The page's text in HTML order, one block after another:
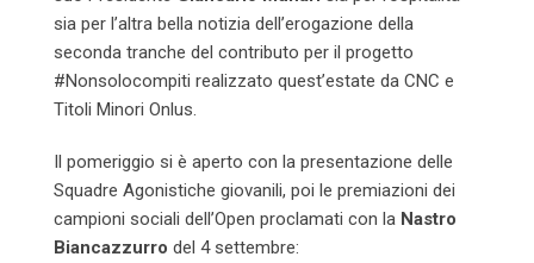
sia per l’altra bella notizia dell’erogazione della
seconda tranche del contributo per il progetto
#Nonsolocompiti realizzato quest’estate da CNC e
Titoli Minori Onlus.
Il pomeriggio si è aperto con la presentazione delle
Squadre Agonistiche giovanili, poi le premiazioni dei
campioni sociali dell’Open proclamati con la Nastro
Biancazzurro del 4 settembre: